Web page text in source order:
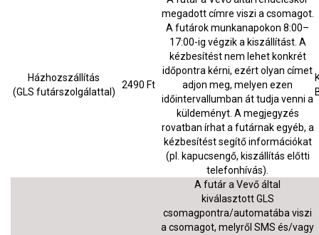
Házhozszállítás
(GLS futárszolgálattal)
2490 Ft
megadott címre viszi a csomagot.
A futárok munkanapokon 8:00–
17:00-ig végzik a kiszállítást. A
kézbesítést nem lehet konkrét
időpontra kérni, ezért olyan címet
adjon meg, melyen ezen
időintervallumban át tudja venni a
küldeményt. A megjegyzés
rovatban írhat a futárnak egyéb, a
kézbesítést segítő információkat
(pl. kapucsengő, kiszállítás előtti
telefonhívás).
A futár a Vevő által
kiválasztott GLS
csomagpontra/automatába viszi
a csomagot, melyről SMS és/vagy